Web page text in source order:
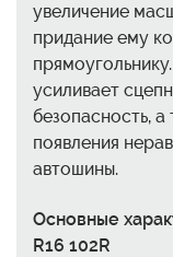
увеличение
придание ему
усиливает
безопасность,
появления
автошины.
Основные
R16 102R